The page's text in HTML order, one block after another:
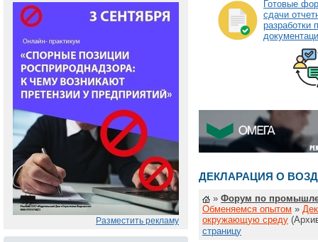
Разместить рекламу
Готовые
сдачи
разработки
ДЕКЛАРАЦИЯ О
» Форум по
Обменяемся опытом »
окружающую среду
страницу